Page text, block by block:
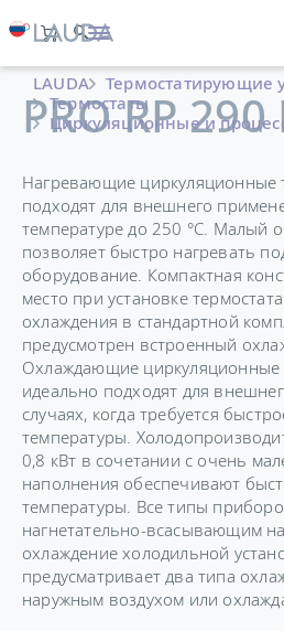
LAUDA
Термостатирующие
Термостаты
Циркуляционные и
PRO RP 290
Нагревающие циркуляционные
подходят для внешнего
температуре до 250 °C. Малый
позволяет быстро нагревать
оборудование. Компактная
место при установке
охлаждения в стандартной
предусмотрен встроенный
Охлаждающие циркуляционные
идеально подходят для
случаях, когда требуется
температуры.
0,8 кВт в сочетании с очень
наполнения обеспечивают
температуры. Все типы
нагнетательно-всасывающим
охлаждение холодильной
предусматривает два типа
наружным воздухом или